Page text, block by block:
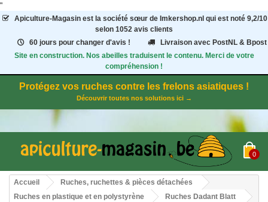
"
Apiculture-Magasinest la société sœur de Imkershop.nl qui est noté 9,2/10
selon 1052 avis clients
60 jours pour changer d'avis !
Livraison avec PostNL & Bpost
Site en construction. Nos abeilles traduisent le contenu. Merci de votre
compréhension !
Protégez vos ruches contre les frelons asiatiques !
Découvrir toutes nos solutions ici →
0
Accueil
Ruches, ruchettes & pièces détachées
Ruches en plastique et en polystyrène
Ruches Dadant Blatt